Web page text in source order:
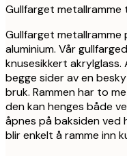
Gullfarget
Gullfarget
aluminium. Vår
knusesikkert
begge sider av en
bruk. Rammen har to
den kan henges både
åpnes på baksiden ved
blir enkelt å ramme inn